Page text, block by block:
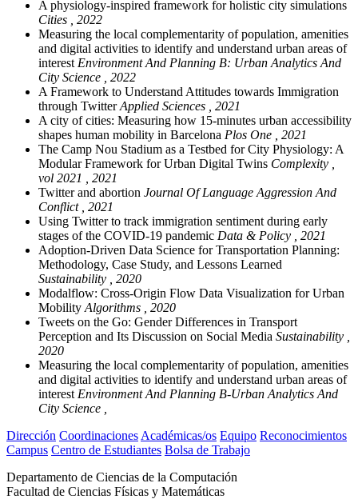
A physiology-inspired framework for holistic city simulations
Cities , 2022
Measuring the local complementarity of population, amenities
and digital activities to identify and understand urban areas of
interest Environment And Planning B: Urban Analytics And
City Science , 2022
A Framework to Understand Attitudes towards Immigration
through TwitterApplied Sciences , 2021
A city of cities: Measuring how 15-minutes urban accessibility
shapes human mobility in Barcelona Plos One , 2021
The Camp Nou Stadium as a Testbed for City Physiology: A
Modular Framework for Urban Digital Twins Complexity ,
vol 2021 , 2021
Twitter and abortion Journal Of Language Aggression And
Conflict , 2021
Using Twitter to track immigration sentiment during early
stages of the COVID-19 pandemic Data & Policy , 2021
Adoption-Driven Data Science for Transportation Planning:
Methodology, Case Study, and Lessons Learned
Sustainability , 2020
Modalflow: Cross-Origin Flow Data Visualization for Urban
Mobility Algorithms , 2020
Tweets on the Go: Gender Differences in Transport
Perception and Its Discussion on Social Media Sustainability ,
2020
Measuring the local complementarity of population, amenities
and digital activities to identify and understand urban areas of
interest Environment And Planning B-Urban Analytics And
City Science ,
Dirección Coordinaciones Académicas/os Equipo Reconocimientos
Campus Centro de Estudiantes Bolsa de Trabajo
Departamento de Ciencias de la Computación
Facultad de Ciencias Físicas y Matemáticas